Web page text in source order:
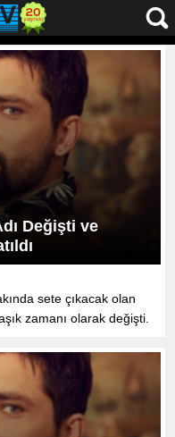
Değişti ve
sete çıkacak olan
zamanı olarak değişti.